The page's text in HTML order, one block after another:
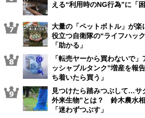
える“利用時のNG行為”に「
大量の「ペットボトル」が
役立つ自衛隊の“ライフハッ
「助かる」
「転売ヤーから買わないで
ッシャブルタンク”増産を報
ち着いたら買う」
見つけたら踏みつぶして…サ
外来生物”とは？ 鈴木農水相
「迷わずつぶす」